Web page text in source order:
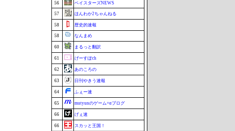
56 ベイスターズNEWS
57 ほんわか2ちゃんねる
58 歴史的速報
58 なんまめ
60 まるっと翻訳
61 げーすぽch
62 あのころの
63 日刊やきう速報
64 ふぇー速
65 mutyunのゲーム+αブログ
66 げぇ速
66 スカッと王国！